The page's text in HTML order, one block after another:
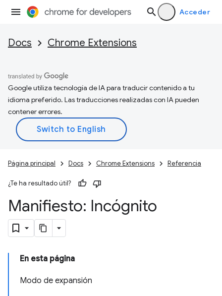
Acceder
Docs Chrome Extensions
Google utiliza tecnología de IA para traducir contenido a tu
idioma preferido. Las traducciones realizadas con IA pueden
contener errores.
Página principal Docs Chrome Extensions Referencia
¿Te ha resultado útil?
Manifiesto: Incógnito
En esta página
Modo de expansión